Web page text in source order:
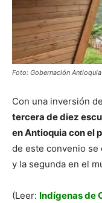
Foto: Gobernación Antioquia
Con una inversión
tercera de diez
en Antioquia con el
de este convenio se
y la segunda en el
(Leer: Indígenas de